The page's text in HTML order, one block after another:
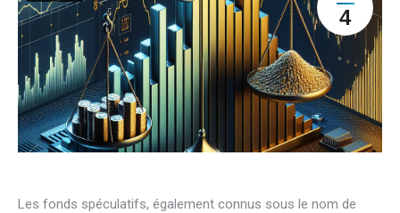
4
Les fonds spéculatifs, également connus sous le nom de